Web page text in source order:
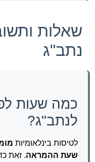
שאלות
נתב"ג
כמה שעות
לנתב"ג?
לטיסות בינלאומיות
שעת ההמראה. זאת